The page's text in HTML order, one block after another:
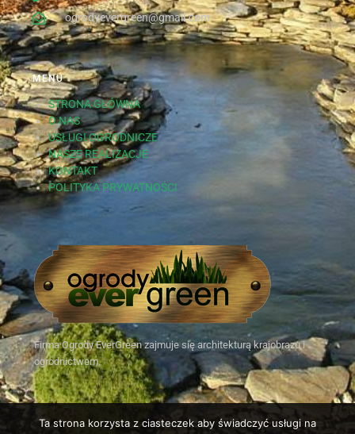
Firma Ogrody EverGreen zajmuje się architekturą krajobrazu i
ogrodnictwem.
MENU
STRONA GŁÓWNA
O NAS
USŁUGI OGRODNICZE
NASZE REALIZACJE
KONTAKT
POLITYKA PRYWATNOŚCI
ogrodyevergreen@gmail.com
Ta strona korzysta z ciasteczek aby świadczyć usługi na